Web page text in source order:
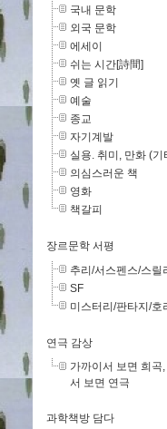
국내 문학
외국 문학
에세이
쉬는 시간[詩間]
옛 글 읽기
예술
종교
자기계발
실용. 취미, 만화 (기
의심스러운 책
영화
책갈피
장르문학 서평
추리/서스펜스/스릴
SF
미스터리/판타지/호
연극 감상
가까이서 보면 희곡,
서 보면 연극
과학책방 담다